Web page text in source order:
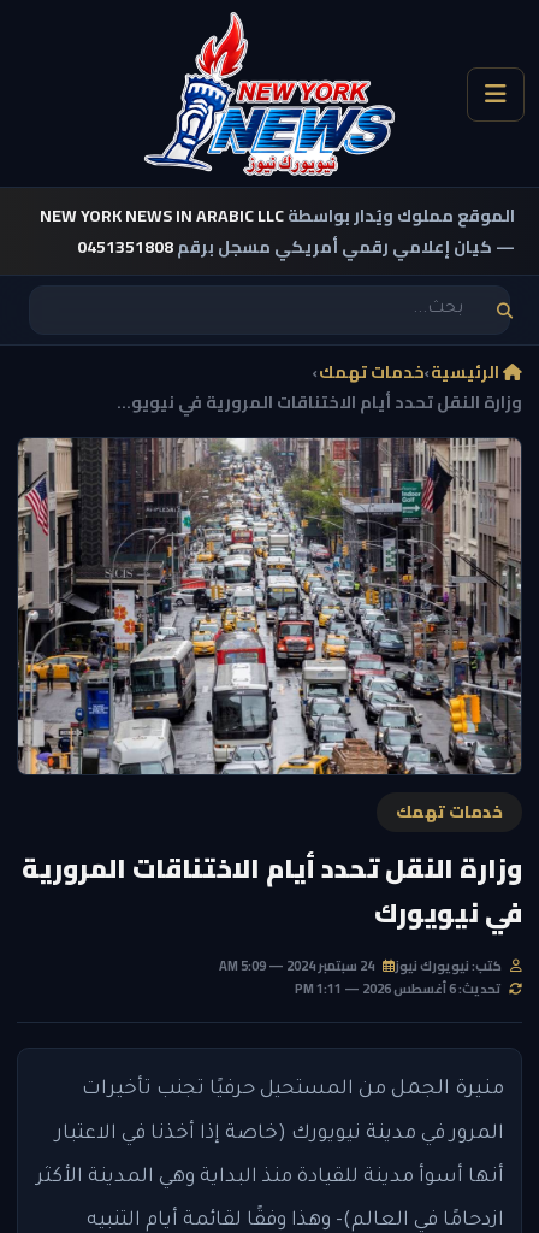
الموقع مملوك ويُدار بواسطةNEW YORK NEWS IN ARABIC LLC
— كيان إعلامي رقمي أمريكي مسجل برقم0451351808
الرئيسية›خدمات تهمك›
وزارة النقل تحدد أيام الاختناقات المرورية في نيويو...
خدمات تهمك
وزارة النقل تحدد أيام الاختناقات المرورية
في نيويورك
كتب: نيويورك نيوز
تحديث: 6 أغسطس 2026 — 1:11 PM
منيرة الجمل من المستحيل حرفيًا تجنب تأخيرات
المرور في مدينة نيويورك (خاصة إذا أخذنا في الاعتبار
أنها أسوأ مدينة للقيادة منذ البداية وهي المدينة الأكثر
ازدحامًا في العالم)- وهذا وفقًا لقائمة أيام التنبيه